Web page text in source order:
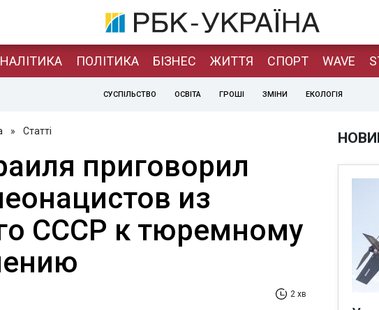
ПОЛІТИКА БІЗНЕС ЖИТТЯ СПОРТ WAVE
СУСПІЛЬСТВО ОСВІТА ГРОШІ ЗМІНИ ЕКОЛОГІЯ
» Статті
приговорил
из
СССР к тюремному
2 хв